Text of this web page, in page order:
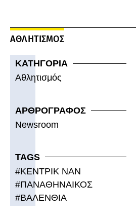
ΑΘΛΗΤΙΣΜΟΣ
ΚΑΤΗΓΟΡΙΑ
Αθλητισμός
ΑΡΘΡΟΓΡΑΦΟΣ
Newsroom
TAGS
#ΚΕΝΤΡΙΚ ΝΑΝ
#ΠΑΝΑΘΗΝΑΙΚΟΣ
#ΒΑΛΕΝΘΙΑ